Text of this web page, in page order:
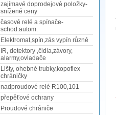
zajímavé doprodejové položky-
snížené ceny
časové relé a spínače-
schod.autom.
Elektromat,spín,zás vypín různé
IR, detektory ,čidla,závory,
alarmy,ovladače
Lišty, ohebné trubky,kopoflex
chráničky
nadproudové relé R100,101
přepěťové ochrany
Proudové chrániče